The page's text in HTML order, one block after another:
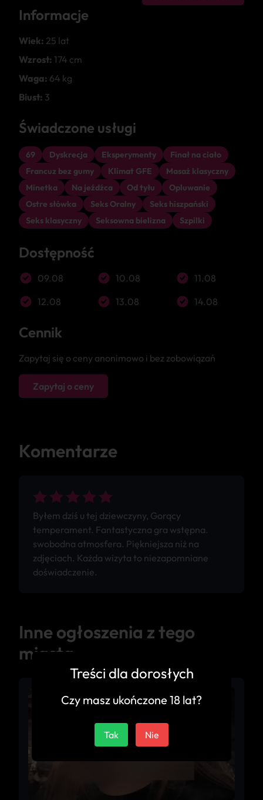
Informacje
Wiek: 25 lat
Wzrost: 174 cm
Waga: 64 kg
Biust: 3
Świadczone usługi
69 Dyskrecja Eksperymenty
Finał na ciało
Francuz bez gumy
Klimat GFE
Masaż klasyczny
Minetka
Na jeźdźca Od tyłu
Opluwanie
Ostre słówka
Seks Oralny
Seks hiszpański
Seks klasyczny
Seksowna bielizna Szpilki
Dostępność
09.08 10.08
11.08
12.08
13.08 14.08
Cennik
Zapytaj się o ceny anonimowo i bez zobowiązań
Zapytaj o ceny
Komentarze
Byłem dziś u tej dziewczyny, Gorący
temperament. Fantastyczna gra wstępna.
swobodna atmosfera. Piękniejsza niż na
zdjęciach. Każda wizyta to niezapomniane
doświadczenie.
Inne ogłoszenia z tego
miasta
Treści dla dorosłych
Czy masz ukończone 18 lat?
Tak Nie